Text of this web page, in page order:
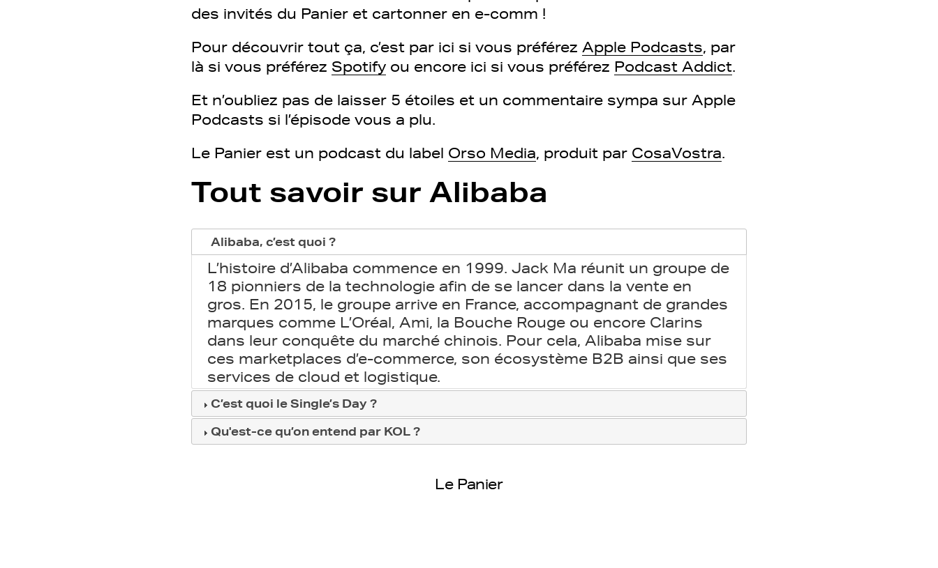
des invités du Panier et cartonner en e-comm !
Pour découvrir tout ça, c’est par ici si vous préférez Apple Podcasts, par
là si vous préférez Spotify ou encore ici si vous préférez Podcast Addict.
Et n’oubliez pas de laisser 5 étoiles et un commentaire sympa sur Apple
Podcasts si l’épisode vous a plu.
Le Panier est un podcast du label Orso Media, produit par CosaVostra.
Tout savoir sur Alibaba
Alibaba, c’est quoi ?
L’histoire d’Alibaba commence en 1999. Jack Ma réunit un groupe de
18 pionniers de la technologie afin de se lancer dans la vente en
gros. En 2015, le groupe arrive en France, accompagnant de grandes
marques comme L’Oréal, Ami, la Bouche Rouge ou encore Clarins
dans leur conquête du marché chinois. Pour cela, Alibaba mise sur
ces marketplaces d’e-commerce, son écosystème B2B ainsi que ses
services de cloud et logistique.
C’est quoi le Single’s Day ?
Qu'est-ce qu’on entend par KOL ?
Le Panier